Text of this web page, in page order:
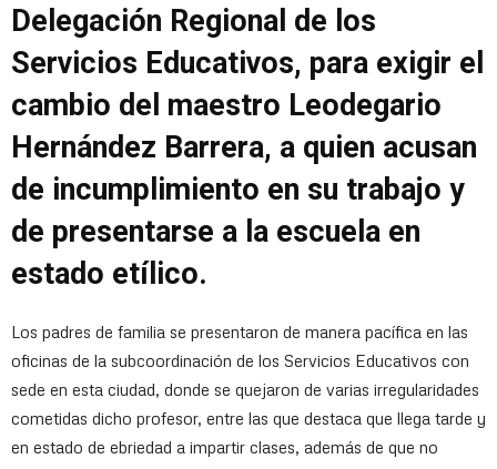
Delegación Regional de los
Servicios Educativos, para exigir el
cambio del maestro Leodegario
Hernández Barrera, a quien acusan
de incumplimiento en su trabajo y
de presentarse a la escuela en
estado etílico.
Los padres de familia se presentaron de manera pacífica en las
oficinas de la subcoordinación de los Servicios Educativos con
sede en esta ciudad, donde se quejaron de varias irregularidades
cometidas dicho profesor, entre las que destaca que llega tarde y
en estado de ebriedad a impartir clases, además de que no